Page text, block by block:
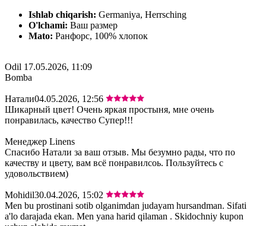
Ishlab chiqarish: Germaniya, Herrsching
O'lchami: Ваш размер
Mato: Ранфорс, 100% хлопок
Odil 17.05.2026, 11:09
Bomba
Натали04.05.2026, 12:56
Шикарный цвет! Очень яркая простыня, мне очень
понравилась, качество Супер!!!
Менеджер Linens
Спасибо Натали за ваш отзыв. Мы безумно рады, что по
качеству и цвету, вам всё понравилсоь. Пользуйтесь с
удовольствием)
Mohidil30.04.2026, 15:02
Men bu prostinani sotib olganimdan judayam hursandman. Sifati
a'lo darajada ekan. Men yana harid qilaman . Skidochniy kupon